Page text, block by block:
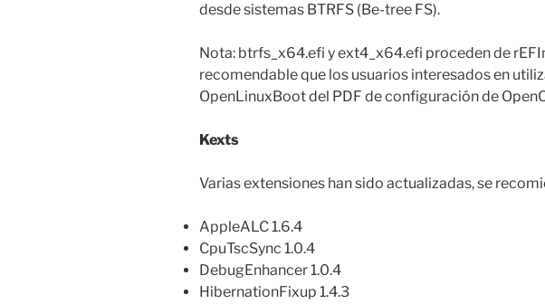
desde sistemas BTRFS (Be-tree FS).
Nota: btrfs_x64.efi y ext4_x64.efi proceden de
recomendable que los usuarios interesados en
OpenLinuxBoot del PDF de configuración de
Kexts
Varias extensiones han sido actualizadas, se
AppleALC 1.6.4
CpuTscSync 1.0.4
DebugEnhancer 1.0.4
HibernationFixup 1.4.3